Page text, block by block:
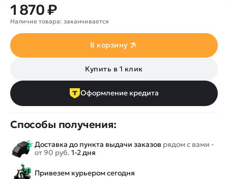
1 870 ₽
Наличие товара: заканчивается
В корзину
Купить в 1 клик
Оформление кредита
Способы получения:
Доставка до пункта выдачи заказов рядом с вами -
от 90 руб. 1-2 дня
Привезем курьером сегодня
Самолеты
Сборные модели
Детские электромобили
Спецтехника
Запчасти для моделей
Аренда Квадрокоптеров
Покупка в кредит
Помощь
Отследить заказ
Оплата на сайте